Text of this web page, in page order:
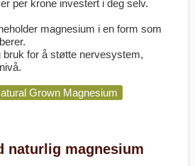
per krone investert i deg selv.
magnesium i en form som
bruk for å støtte nervesystem,
Grown Magnesium
naturlig magnesium